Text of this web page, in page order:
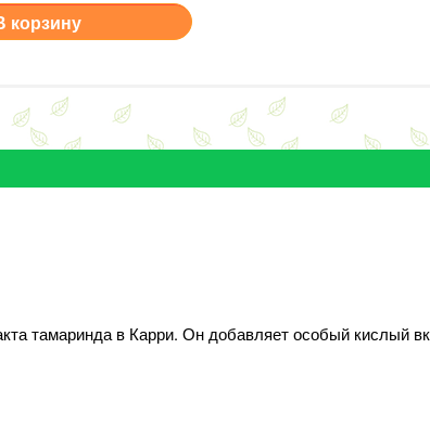
корзину
тамаринда в Карри. Он добавляет особый кислый